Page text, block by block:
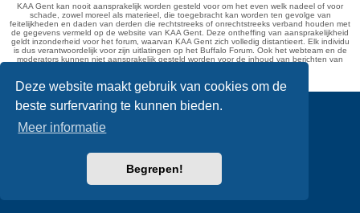
Deze website maakt gebruik van cookies om de
beste surfervaring te kunnen bieden.
Meer informatie
Begrepen!
KAA Gent kan nooit aansprakelijk worden gesteld voor om het even welk nadeel of voor
schade, zowel moreel als materieel, die toegebracht kan worden ten gevolge van
feitelijkheden en daden van derden die rechtstreeks of onrechtstreeks verband houden met
de gegevens vermeld op de website van KAA Gent. Deze ontheffing van aansprakelijkheid
geldt inzonderheid voor het forum, waarvan KAA Gent zich volledig distantieert. Elk individu
is dus verantwoordelijk voor zijn uitlatingen op het Buffalo Forum. Ook het webteam en de
moderators kunnen niet aansprakelijk gesteld worden voor de inhoud van berichten van